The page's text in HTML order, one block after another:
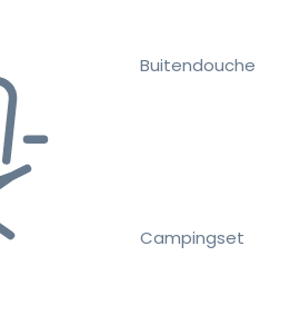
Buitendouche
Campingset